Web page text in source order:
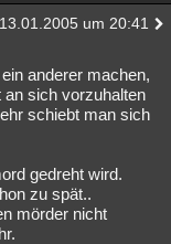
13.01.2005 um 20:41
anderer machen,
an sich vorzuhalten
schiebt man sich
gedreht wird.
zu spät..
mörder nicht